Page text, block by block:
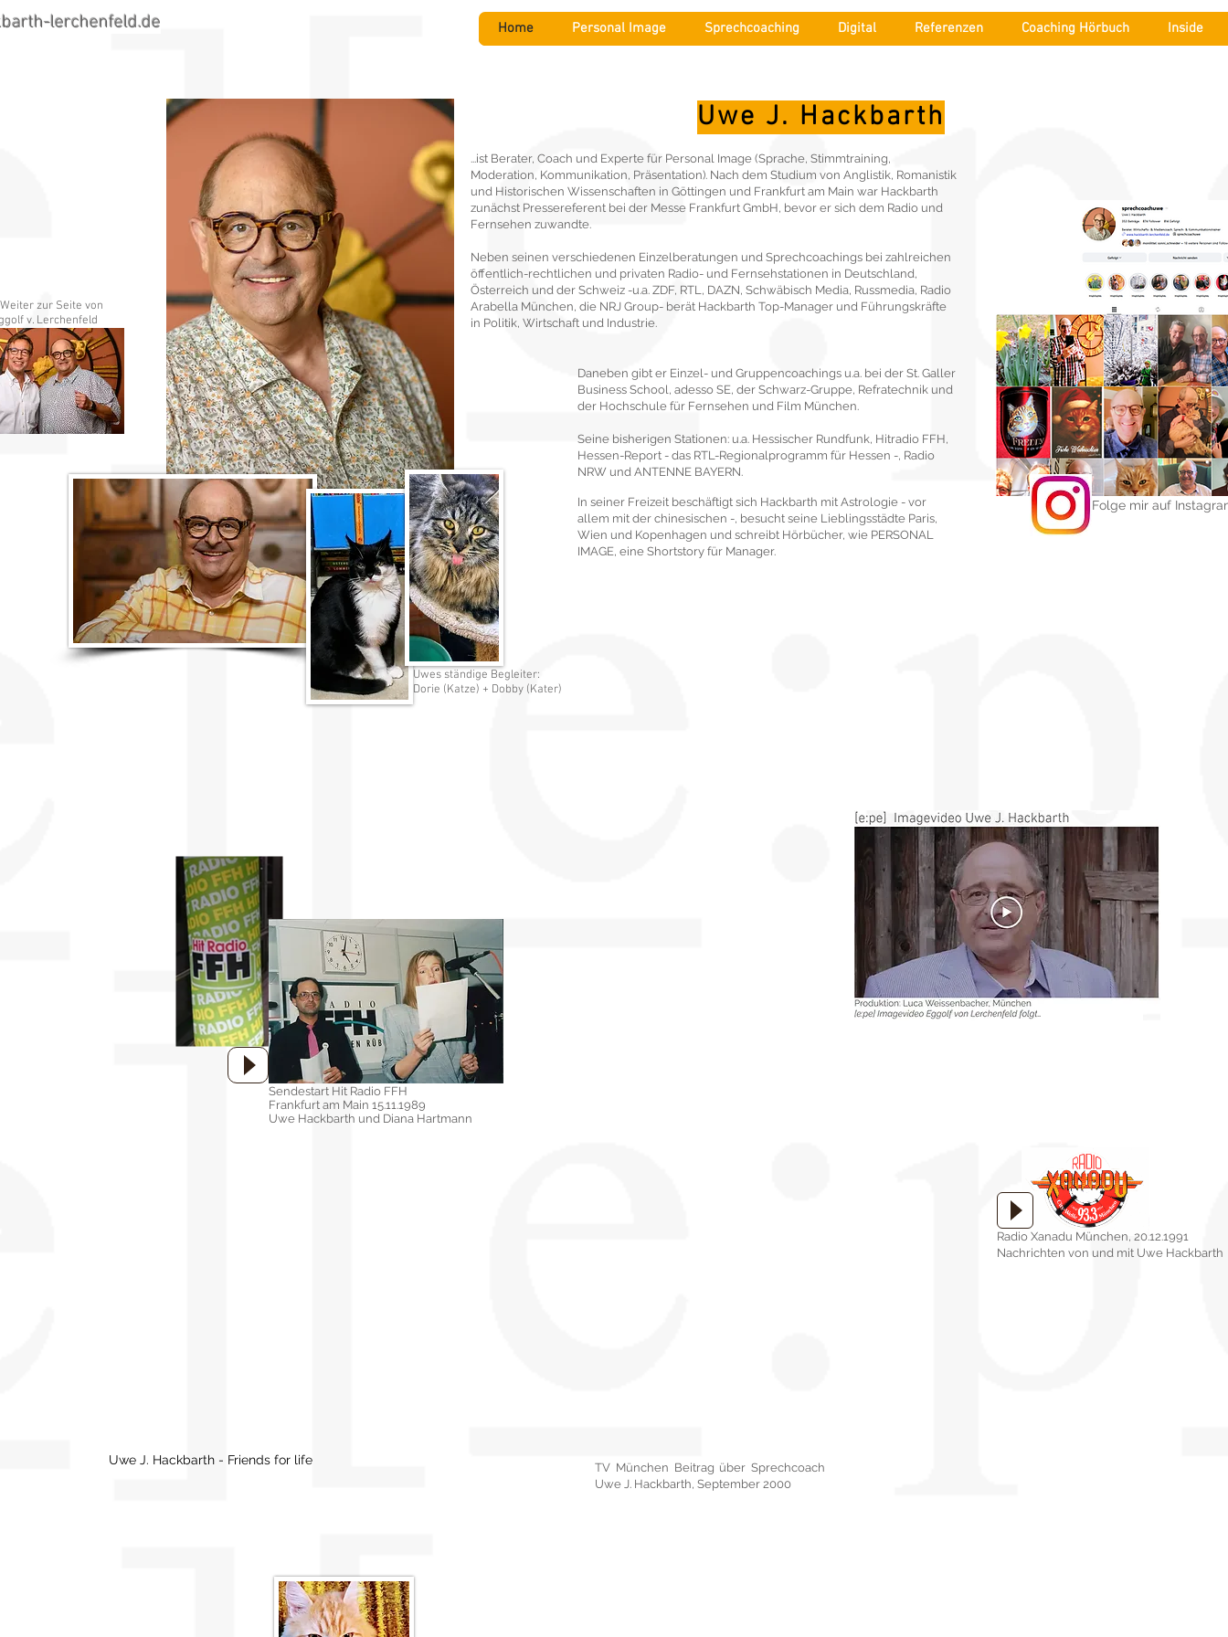
zur Seite von
v. Lerchenfeld
...ist Berater, Coach und Experte für Personal Image (Sprache, Stimmtraining,
Moderation, Kommunikation, Präsentation). Nach dem Studium von Anglistik, Romanistik
und Historischen Wissenschaften in Göttingen und Frankfurt am Main war Hackbarth
zunächst Pressereferent bei der Messe Frankfurt GmbH, bevor er sich dem Radio und
Fernsehen zuwandte.
Neben seinen verschiedenen Einzelberatungen und Sprechcoachings bei zahlreichen
öffentlich-rechtlichen und privaten Radio- und Fernsehstationen in Deutschland,
Österreich und der Schweiz -u.a. ZDF, RTL, DAZN, Schwäbisch Media, Russmedia, Radio
Arabella München, die NRJ Group- berät Hackbarth Top-Manager und Führungskräfte
in Politik, Wirtschaft und Industrie.
Uwe J. Hackbarth
Daneben gibt er Einzel- und Gruppencoachings u.a. bei der St. Galler
Business School, adesso SE, der Schwarz-Gruppe, Refratechnik und
der Hochschule für Fernsehen und Film München.
Seine bisherigen Stationen: u.a. Hessischer Rundfunk, Hitradio FFH,
Hessen-Report - das RTL-Regionalprogramm für Hessen -, Radio
NRW und ANTENNE BAYERN.
In seiner Freizeit beschäftigt sich Hackbarth mit Astrologie - vor
allem mit der chinesischen -, besucht seine Lieblingsstädte Paris,
Wien und Kopenhagen und schreibt Hörbücher, wie PERSONAL
IMAGE, eine Shortstory für Manager.
Folge mir auf
Uwes ständige Begleiter:
Dorie (Katze) + Dobby (Kater)
Sendestart Hit Radio FFH
Frankfurt am Main 15.11.1989
Uwe Hackbarth und Diana Hartmann
Uwe J. Hackbarth - Friends for life
Radio Xanadu München, 20.12.1991
Nachrichten von und mit Uwe Hackbarth
TV München Beitrag über Sprechcoach
Uwe J. Hackbarth, September 2000
Home Personal Image Sprechcoaching Digital Referenzen Coaching Hörbuch Inside
lerchenfeld.de